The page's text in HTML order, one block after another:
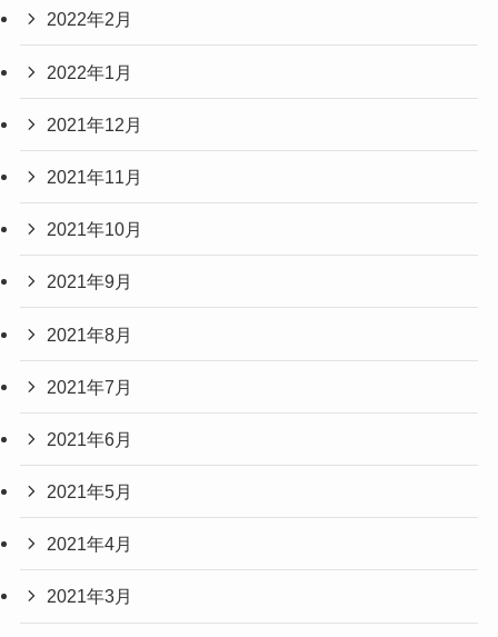
2022年2月
2022年1月
2021年12月
2021年11月
2021年10月
2021年9月
2021年8月
2021年7月
2021年6月
2021年5月
2021年4月
2021年3月